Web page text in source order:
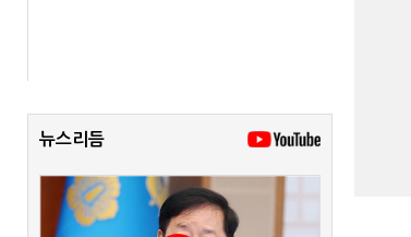
뉴스리듬